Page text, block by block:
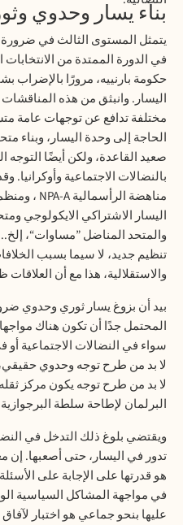
بناء يسار وحدوي
يتمثل المستوى الثالث في ضرورة
حكومة بارنييه، مرورًا بالإضراب
اليسار. وانبثق من هذه
مختلفة تدافع عن توجهات عامة
الحاجة إلى وحدة اليسار، وبناء
صعيد القاعدة، ولكن أيضًا
بالنضالات الاجتماعية
مناهضة الرأسماليةNPA-A ،
اليسار الاشتراكي الايكولوجي
والمتحد المناضل ”مساوات“،
تنظيم جديد، لا سيما بسبب
والاستقلالية، هذا مع أن
بيد أن بزوغ يسار ثوري وحدوي
المحتمل جدًا أن تكون هناك
سواء في النضالات الاجتماعية أو
لا بد من طرح توجه وحدوي
لا بد من طرح توجه يكون مركز
البرلمان لإطاحة سلطة البرجوازية
ويقتضي بلوغ ذلك التدخل في
تدور في اليسار، حتى أصعبها. إن
هو قدرتها على الإجابة على
في مواجهة المشاكل السياسية
عليها بنحو جماعي هو اختبار